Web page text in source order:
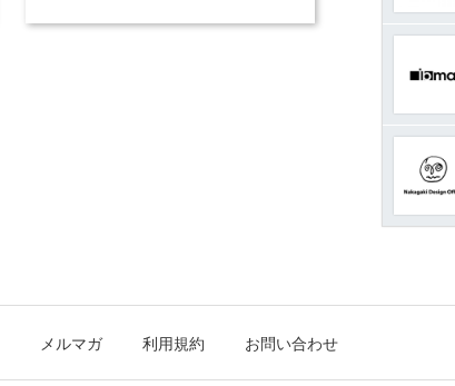
メルマガ 利用規約 お問い合わせ